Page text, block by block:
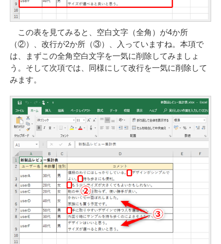
この表を見てみると、空白文字（全角）が4か所
（②）、改行が2か所（③）、入っていますね。本項で
は、まずこの全角空白文字を一気に削除してみましょ
う。そして次項では、同様にして改行を一気に削除して
みます。